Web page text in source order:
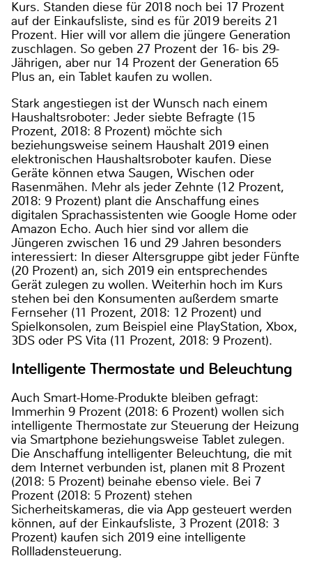
Kurs. Standen diese für 2018 noch bei 17 Prozent
auf der Einkaufsliste, sind es für 2019 bereits 21
Prozent. Hier will vor allem die jüngere Generation
zuschlagen. So geben 27 Prozent der 16- bis 29-
Jährigen, aber nur 14 Prozent der Generation 65
Plus an, ein Tablet kaufen zu wollen.
Stark angestiegen ist der Wunsch nach einem
Haushaltsroboter: Jeder siebte Befragte (15
Prozent, 2018: 8 Prozent) möchte sich
beziehungsweise seinem Haushalt 2019 einen
elektronischen Haushaltsroboter kaufen. Diese
Geräte können etwa Saugen, Wischen oder
Rasenmähen. Mehr als jeder Zehnte (12 Prozent,
2018: 9 Prozent) plant die Anschaffung eines
digitalen Sprachassistenten wie Google Home oder
Amazon Echo. Auch hier sind vor allem die
Jüngeren zwischen 16 und 29 Jahren besonders
interessiert: In dieser Altersgruppe gibt jeder Fünfte
(20 Prozent) an, sich 2019 ein entsprechendes
Gerät zulegen zu wollen. Weiterhin hoch im Kurs
stehen bei den Konsumenten außerdem smarte
Fernseher (11 Prozent, 2018: 12 Prozent) und
Spielkonsolen, zum Beispiel eine PlayStation, Xbox,
3DS oder PS Vita (11 Prozent, 2018: 9 Prozent).
Intelligente Thermostate und Beleuchtung
Auch Smart-Home-Produkte bleiben gefragt:
Immerhin 9 Prozent (2018: 6 Prozent) wollen sich
intelligente Thermostate zur Steuerung der Heizung
via Smartphone beziehungsweise Tablet zulegen.
Die Anschaffung intelligenter Beleuchtung, die mit
dem Internet verbunden ist, planen mit 8 Prozent
(2018: 5 Prozent) beinahe ebenso viele. Bei 7
Prozent (2018: 5 Prozent) stehen
Sicherheitskameras, die via App gesteuert werden
können, auf der Einkaufsliste, 3 Prozent (2018: 3
Prozent) kaufen sich 2019 eine intelligente
Rollladensteuerung.